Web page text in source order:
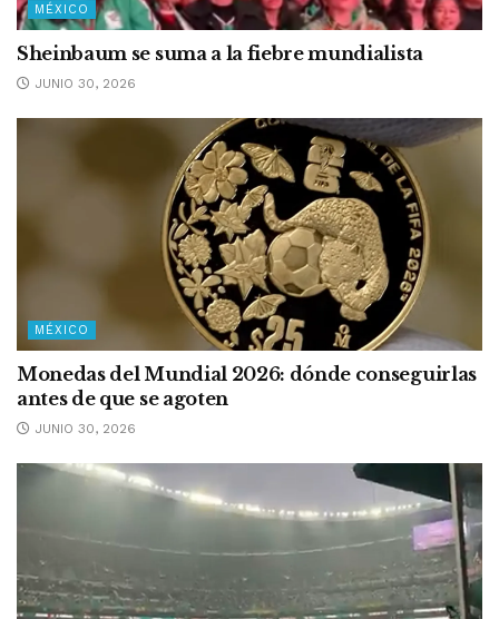
MÉXICO
Sheinbaum se suma a la fiebre mundialista
JUNIO 30, 2026
MÉXICO
Monedas del Mundial 2026: dónde conseguirlas
antes de que se agoten
JUNIO 30, 2026